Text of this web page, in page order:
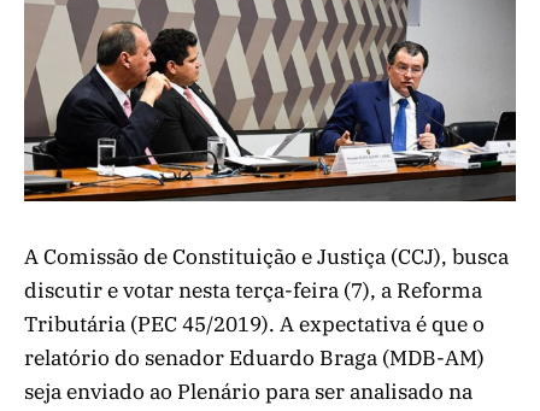
A Comissão de Constituição e Justiça (CCJ), busca
discutir e votar nesta terça-feira (7), a Reforma
Tributária (PEC 45/2019). A expectativa é que o
relatório do senador Eduardo Braga (MDB-AM)
seja enviado ao Plenário para ser analisado na